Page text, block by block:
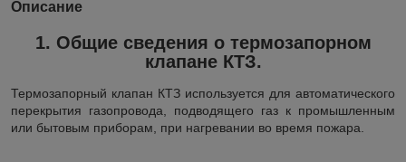
Описание
1. Общие сведения о термозапорном
клапане КТЗ.
Термозапорный клапан КТЗ используется для автоматического
перекрытия газопровода, подводящего газ к промышленным
или бытовым приборам, при нагревании во время пожара.